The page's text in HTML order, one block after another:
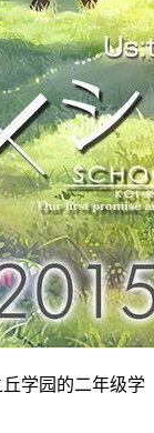
学园的二年级学